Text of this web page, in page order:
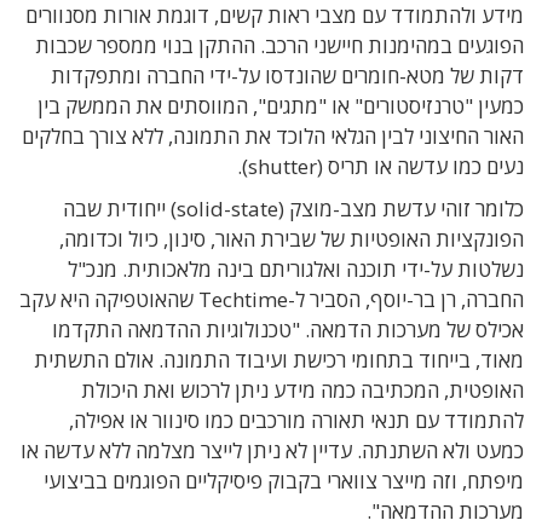
מידע ולהתמודד עם מצבי ראות קשים, דוגמת אורות מסנוורים
הפוגעים במהימנות חיישני הרכב. ההתקן בנוי ממספר שכבות
דקות של מטא-חומרים שהונדסו על-ידי החברה ומתפקדות
כמעין "טרנזיסטורים" או "מתגים", המווסתים את הממשק בין
האור החיצוני לבין הגלאי הלוכד את התמונה, ללא צורך בחלקים
נעים כמו עדשה או תריס (shutter).
כלומר זוהי עדשת מצב-מוצק (solid-state) ייחודית שבה
הפונקציות האופטיות של שבירת האור, סינון, כיול וכדומה,
נשלטות על-ידי תוכנה ואלגוריתם בינה מלאכותית. מנכ"ל
החברה, רן בר-יוסף, הסביר ל-Techtime שהאוטפיקה היא עקב
אכילס של מערכות הדמאה. "טכנולוגיות ההדמאה התקדמו
מאוד, בייחוד בתחומי רכישת ועיבוד התמונה. אולם התשתית
האופטית, המכתיבה כמה מידע ניתן לרכוש ואת היכולת
להתמודד עם תנאי תאורה מורכבים כמו סינוור או אפילה,
כמעט ולא השתנתה. עדיין לא ניתן לייצר מצלמה ללא עדשה או
מיפתח, וזה מייצר צווארי בקבוק פיסיקליים הפוגמים בביצועי
מערכות ההדמאה".